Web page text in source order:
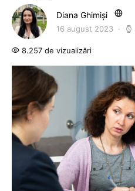
Diana Ghimiși
16 august 2023
8.257 de vizualizări